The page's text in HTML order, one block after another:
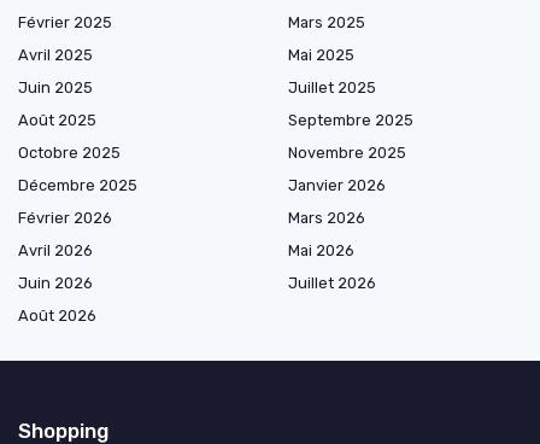
Février 2025
Mars 2025
Avril 2025
Mai 2025
Juin 2025
Juillet 2025
Août 2025
Septembre 2025
Octobre 2025
Novembre 2025
Décembre 2025
Janvier 2026
Février 2026
Mars 2026
Avril 2026
Mai 2026
Juin 2026
Juillet 2026
Août 2026
Shopping